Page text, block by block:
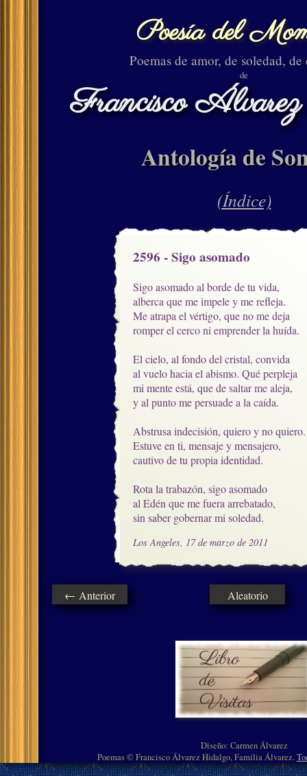
Poesía del
Poemas de amor, de soledad, de
de
Francisco
Antología de
(Índice)
2596 - Sigo asomado
Sigo asomado al borde de tu vida,
alberca que me impele y me refleja.
Me atrapa el vértigo, que no me deja
romper el cerco ni emprender la huída.
El cielo, al fondo del cristal, convida
al vuelo hacia el abismo. Qué perpleja
mi mente está, que de saltar me aleja,
y al punto me persuade a la caída.
Abstrusa indecisión, quiero y no quiero.
Estuve en ti, mensaje y mensajero,
cautivo de tu propia identidad.
Rota la trabazón, sigo asomado
al Edén que me fuera arrebatado,
sin saber gobernar mi soledad.
Los Angeles, 17 de marzo de 2011
← Anterior Aleatorio
Diseño: Carmen Álvarez
Poemas © Francisco Álvarez Hidalgo, Familia Álvarez.